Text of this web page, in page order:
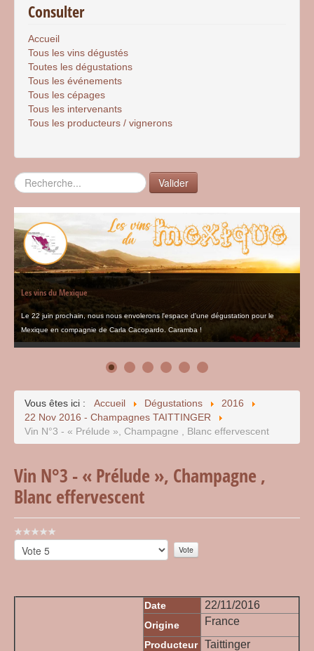
Consulter
Accueil
Tous les vins dégustés
Toutes les dégustations
Tous les événements
Tous les cépages
Tous les intervenants
Tous les producteurs / vignerons
Rechercher Valider
Les vins du Mexique
Le 22 juin prochain, nous nous envolerons l'espace d'une dégustation pour le
Mexique en compagnie de Carla Cacopardo. Caramba !
Vous êtes ici : Accueil Dégustations
2016
22 Nov 2016 - Champagnes TAITTINGER
Vin N°3 - « Prélude », Champagne , Blanc effervescent
Vin N°3 - « Prélude », Champagne ,
Blanc effervescent
Vote
utilisateur:
Veuillez
voter
Date 22/11/2016
Origine France
Producteur Taittinger